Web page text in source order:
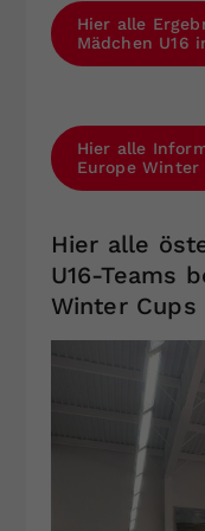
Hier alle
Mädchen U16
Hier alle
Europe Winter
Hier alle
U16-Teams
Winter